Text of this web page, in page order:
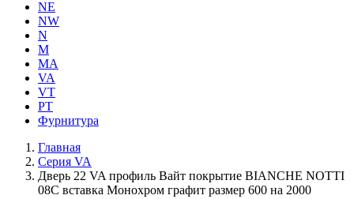
NE
NW
N
M
MA
VA
VT
PT
Фурнитура
Главная
Серия VA
Дверь 22 VA профиль Вайт покрытие BIANCHE NOTTI
08C вставка Монохром графит размер 600 на 2000